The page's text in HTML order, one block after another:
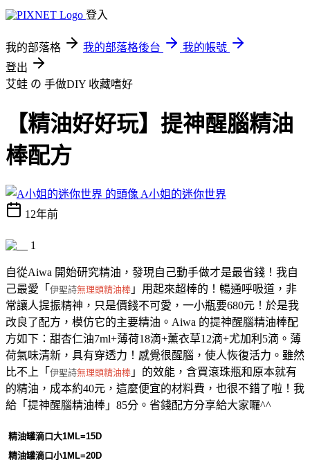
登入
我的部落格 我的部落格後台
我的帳號
登出
艾蛙 の 手做DIY 收藏嗜好
【精油好好玩】提神醒腦精油
棒配方
A小姐的迷你世界
12年前
自從Aiwa 開始研究精油，發現自己動手做才是最省錢！我自
己最愛「 伊聖詩無理頭精油棒 」用起來超棒的！暢通呼吸道，非
常讓人提振精神，只是價錢不可愛，一小瓶要680元！於是我
改良了配方，模仿它的主要精油。Aiwa 的提神醒腦精油棒配
方如下：甜杏仁油7ml+薄荷18滴+薰衣草12滴+尤加利5滴。薄
荷氣味清新，具有穿透力！感覺很醒腦，使人恢復活力。雖然
比不上「 伊聖詩無理頭精油棒 」的效能，含買滾珠瓶和原本就有
的精油，成本約40元，這麼便宜的材料費，也很不錯了啦！我
給「提神醒腦精油棒」85分。省錢配方分享給大家囉^^
精油罐滴口大1ML=15D
精油罐滴口小1ML=20D